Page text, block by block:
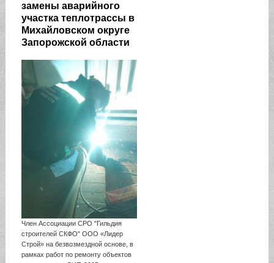
замены аварийного
участка теплотрассы в
Михайловском округе
Запорожской области
Член Ассоциации СРО "Гильдия
строителей СКФО" ООО «Лидер
Строй» на безвозмездной основе, в
рамках работ по ремонту объектов